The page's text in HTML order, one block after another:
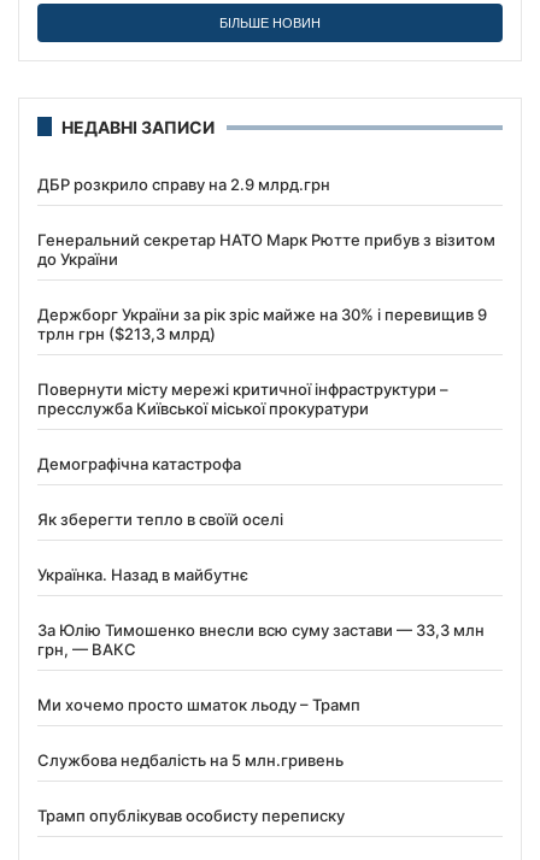
БІЛЬШЕ НОВИН
НЕДАВНІ ЗАПИСИ
ДБР розкрило справу на 2.9 млрд.грн
Генеральний секретар НАТО Марк Рютте прибув з візитом
до України
Держборг України за рік зріс майже на 30% і перевищив 9
трлн грн ($213,3 млрд)
Повернути місту мережі критичної інфраструктури –
пресслужба Київської міської прокуратури
Демографічна катастрофа
Як зберегти тепло в своїй оселі
Українка. Назад в майбутнє
За Юлію Тимошенко внесли всю суму застави — 33,3 млн
грн, — ВАКС
Ми хочемо просто шматок льоду – Трамп
Службова недбалість на 5 млн.гривень
Трамп опублікував особисту переписку